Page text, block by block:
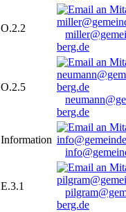
O.2.2
berg.de
O.2.5
berg.de
Information
E.3.1
berg.de